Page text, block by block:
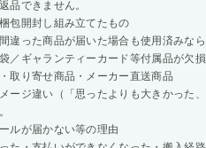
品できません。
包開封し組み立てたもの
違った商品が届いた場合も使用済みなら
／ギャランティーカード等付属品が欠
取り寄せ商品・メーカー直送商品
ージ違い（「思ったよりも大きかった
ルが届かない等の理由